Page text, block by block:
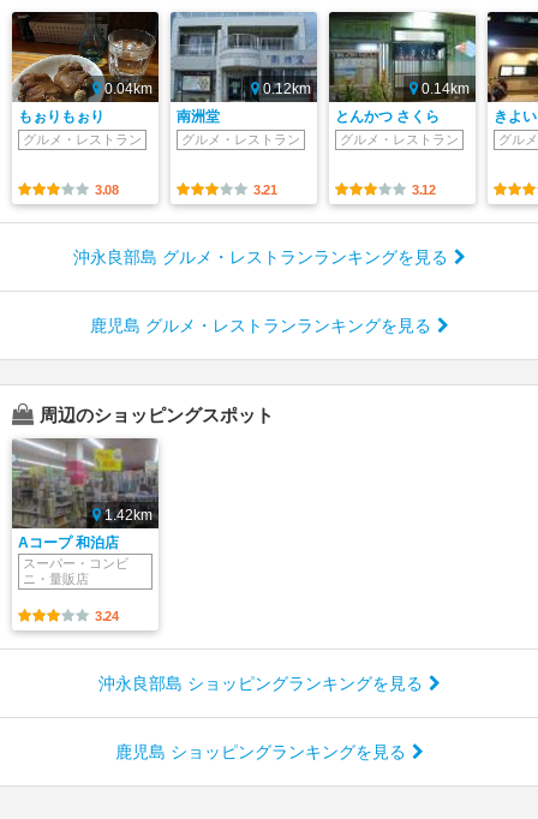
0.04km
もぉりもぉり
グルメ・レストラン
3.08
0.12km
南洲堂
グルメ・レストラン
3.21
0.14km
とんかつ さくら
グルメ・レストラン
3.12
きよい
グル
沖永良部島 グルメ・レストランランキングを見る
鹿児島 グルメ・レストランランキングを見る
周辺のショッピングスポット
1.42km
Aコープ 和泊店
スーパー・コンビ
ニ・量販店
3.24
沖永良部島 ショッピングランキングを見る
鹿児島 ショッピングランキングを見る